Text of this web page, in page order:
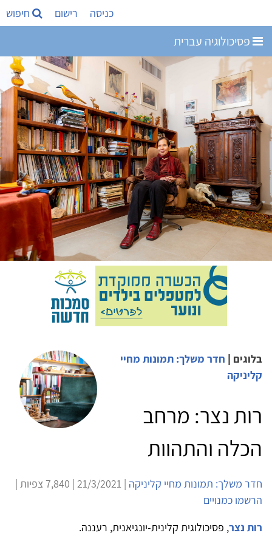
כניסה רישום חיפוש
פסיכולוגיה עברית
בלוגים | חדר משלך: תמונות מחיי
קליניקה
רות נצר: מרחב
הכלה והתהוות
חדר משלך: תמונות מחיי קליניקה | 21/3/2021 | 7,840 צפיות |
הרשמו כמנויים
רות נצר, פסיכולוגית קלינית-יונגיאנית, רעננה.